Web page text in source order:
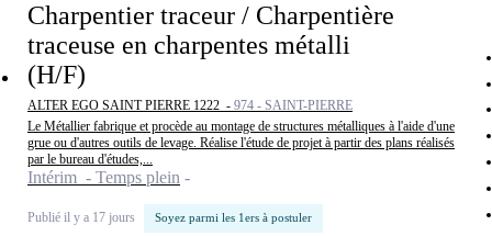
Charpentier traceur / Charpentière
traceuse en charpentes métalli
(H/F)
ALTER EGO SAINT PIERRE 1222 - 974 - SAINT-PIERRE
Le Métallier fabrique et procède au montage de structures métalliques à l'aide d'une
grue ou d'autres outils de levage. Réalise l'étude de projet à partir des plans réalisés
par le bureau d'études,...
Intérim - Temps plein
Publié il y a 17 jours Soyez parmi les 1ers à postuler